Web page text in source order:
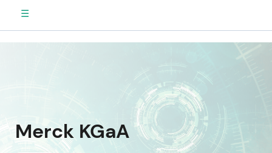
☰
Merck KGaA